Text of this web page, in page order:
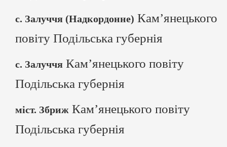
с. Залуччя (Надкордонне) Кам’янецького
повіту Подільська губернія
с. Залуччя Кам’янецького повіту
Подільська губернія
міст. Збриж Кам’янецького повіту
Подільська губернія